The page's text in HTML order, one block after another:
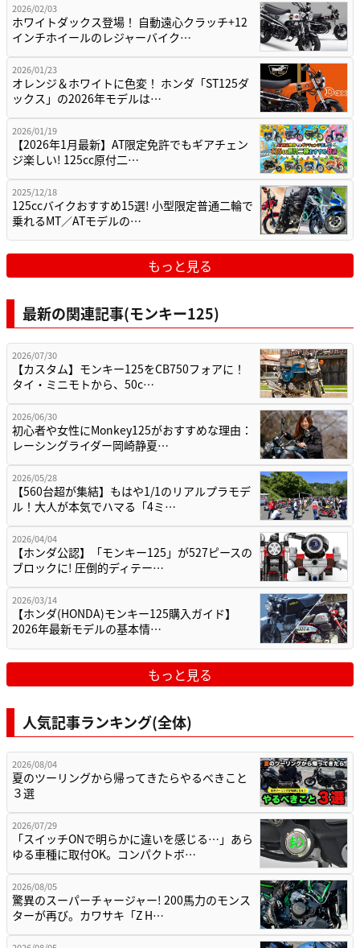
2026/02/03
ホワイトダックス登場！ 自動遠心クラッチ+12
インチホイールのレジャーバイク…
2026/01/23
オレンジ＆ホワイトに色変！ ホンダ「ST125ダ
ックス」の2026年モデルは…
2026/01/19
【2026年1月最新】AT限定免許でもギアチェン
ジ楽しい! 125cc原付二…
2025/12/18
125ccバイクおすすめ15選! 小型限定普通二輪で
乗れるMT／ATモデルの…
もっと見る
最新の関連記事(モンキー125)
2026/07/30
【カスタム】モンキー125をCB750フォアに！
タイ・ミニモトから、50c…
2026/06/30
初心者や女性にMonkey125がおすすめな理由：
レーシングライダー岡崎静夏…
2026/05/28
【560台超が集結】もはや1/1のリアルプラモデ
ル！大人が本気でハマる「4ミ…
2026/04/04
【ホンダ公認】「モンキー125」が527ピースの
ブロックに! 圧倒的ディテー…
2026/03/14
【ホンダ(HONDA)モンキー125購入ガイド】
2026年最新モデルの基本情…
もっと見る
人気記事ランキング(全体)
2026/08/04
夏のツーリングから帰ってきたらやるべきこと
３選
2026/07/29
「スイッチONで明らかに違いを感じる…」あら
ゆる車種に取付OK。コンパクトボ…
2026/08/05
驚異のスーパーチャージャー! 200馬力のモンス
ターが再び。カワサキ「Z H…